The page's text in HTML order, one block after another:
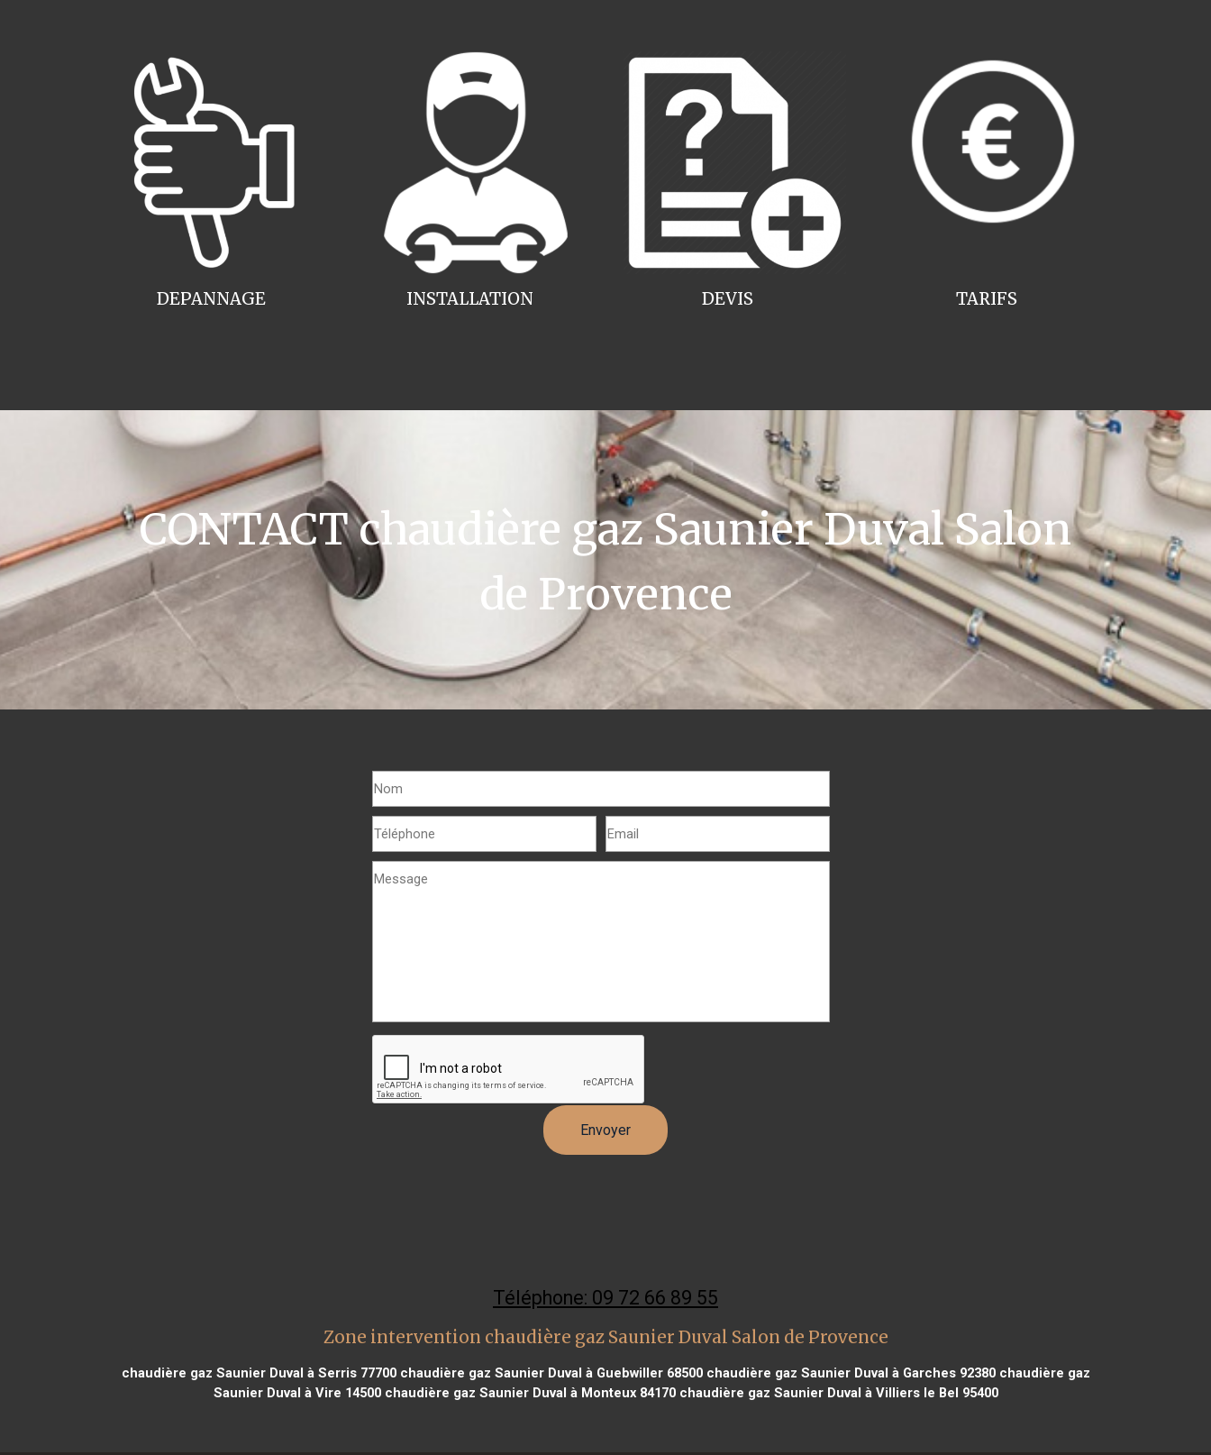
INSTALLATION
DEPANNAGE TARIFS
DEVIS
CONTACT chaudière gaz Saunier Duval Salon
de Provence
Téléphone: 09 72 66 89 55
Zone intervention chaudière gaz Saunier Duval Salon de Provence
chaudière gaz Saunier Duval à Serris 77700chaudière gaz Saunier Duval à Guebwiller 68500chaudière gaz Saunier Duval à Garches 92380chaudière gaz
Saunier Duval à Vire 14500chaudière gaz Saunier Duval à Monteux 84170chaudière gaz Saunier Duval à Villiers le Bel 95400